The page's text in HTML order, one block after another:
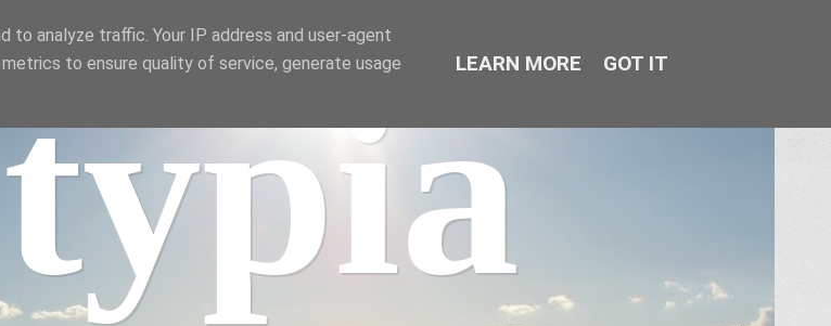
analyze traffic. Your IP address and user-agent
to ensure quality of service, generate usage
LEARN MORE GOT IT